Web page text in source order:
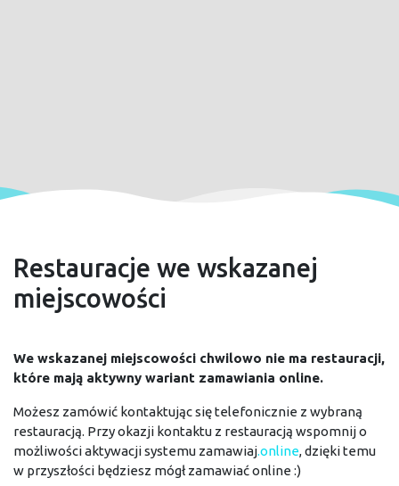
Restauracje we wskazanej
miejscowości
We wskazanej miejscowości chwilowo nie ma restauracji,
które mają aktywny wariant zamawiania online.
Możesz zamówić kontaktując się telefonicznie z wybraną
restauracją. Przy okazji kontaktu z restauracją wspomnij o
możliwości aktywacji systemu zamawiaj.online, dzięki temu
w przyszłości będziesz mógł zamawiać online :)